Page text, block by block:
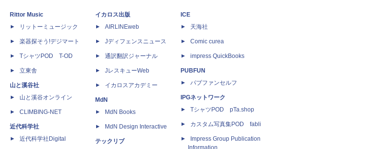
Rittor Music
リットーミュージック
楽器探そう!デジマート
TシャツPOD T-OD
立東舎
山と溪谷社
山と溪谷オンライン
CLIMBING-NET
近代科学社
近代科学社Digital
イカロス出版
AIRLINEweb
Jディフェンスニュース
通訳翻訳ジャーナル
JレスキューWeb
イカロスアカデミー
MdN
MdN Books
MdN Design Interactive
テックリブ
ICE
天海社
Comic curea
impress QuickBooks
PUBFUN
パブファンセルフ
IPGネットワーク
TシャツPOD pTa.shop
カスタム写真集POD fabli
Impress Group Publication